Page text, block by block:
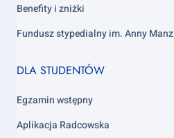
Benefity i zniżki
Fundusz stypedialny im. Anny Manz
Footer
4
DLA STUDENTÓW
Egzamin wstępny
Aplikacja Radcowska